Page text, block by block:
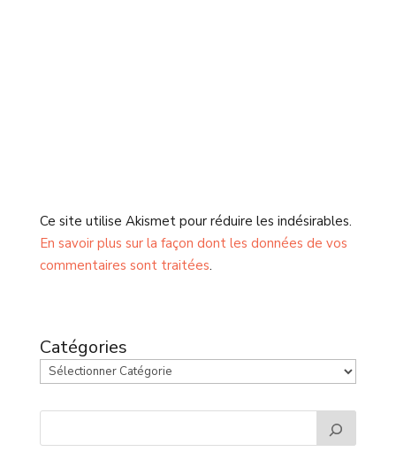
Ce site utilise Akismet pour réduire les indésirables.
En savoir plus sur la façon dont les données de vos
commentaires sont traitées.
Catégories